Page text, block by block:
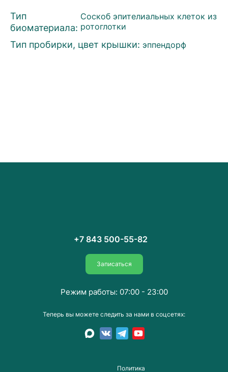
Тип
биоматериала:
Соскоб эпителиальных клеток из
ротоглотки
Тип пробирки, цвет крышки: эппендорф
Пoлитика
+7 843 500-55-82
Записаться
Теперь вы можете следить за нами в соцсетях:
Режим работы: 07:00 - 23:00